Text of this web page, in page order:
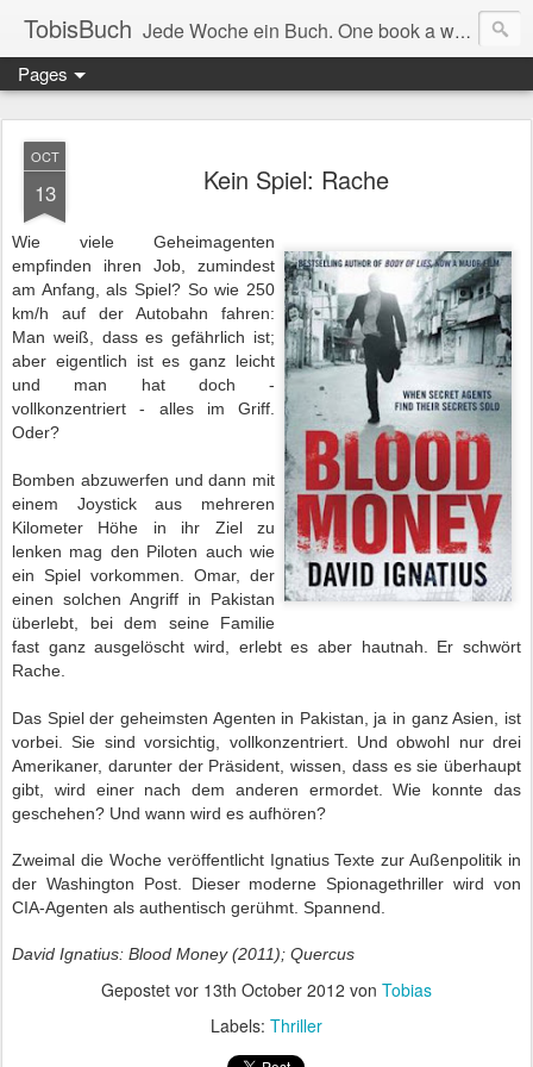
TobisBuch Jede Woche ein Buch. One book a week.
Pages
OCT
13 Kein Spiel: Rache
Wie viele Geheimagenten
empfinden ihren Job, zumindest
am Anfang, als Spiel? So wie 250
km/h auf der Autobahn fahren:
Man weiß, dass es gefährlich ist;
aber eigentlich ist es ganz leicht
und man hat doch -
vollkonzentriert - alles im Griff.
Oder?
Bomben abzuwerfen und dann mit
einem Joystick aus mehreren
Kilometer Höhe in ihr Ziel zu
lenken mag den Piloten auch wie
ein Spiel vorkommen. Omar, der
einen solchen Angriff in Pakistan
überlebt, bei dem seine Familie
fast ganz ausgelöscht wird, erlebt es aber hautnah. Er schwört
Rache.
Das Spiel der geheimsten Agenten in Pakistan, ja in ganz Asien, ist
vorbei. Sie sind vorsichtig, vollkonzentriert. Und obwohl nur drei
Amerikaner, darunter der Präsident, wissen, dass es sie überhaupt
gibt, wird einer nach dem anderen ermordet. Wie konnte das
geschehen? Und wann wird es aufhören?
Zweimal die Woche veröffentlicht Ignatius Texte zur Außenpolitik in
der Washington Post. Dieser moderne Spionagethriller wird von
CIA-Agenten als authentisch gerühmt. Spannend.
David Ignatius: Blood Money (2011); Quercus
Gepostet vor 13th October 2012 von Tobias
Labels: Thriller